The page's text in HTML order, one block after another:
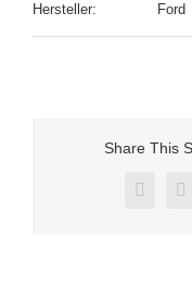
Hersteller: Ford
Share This
X